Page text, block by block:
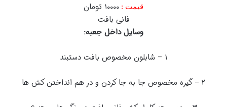
قیمت : ۱۰۰۰۰ تومان
فانی بافت
وسایل داخل جعبه:
۱ – شابلون مخصوص بافت دستبند
۲ – گیره مخصوص جا به جا کردن و در هم انداختن کش ها